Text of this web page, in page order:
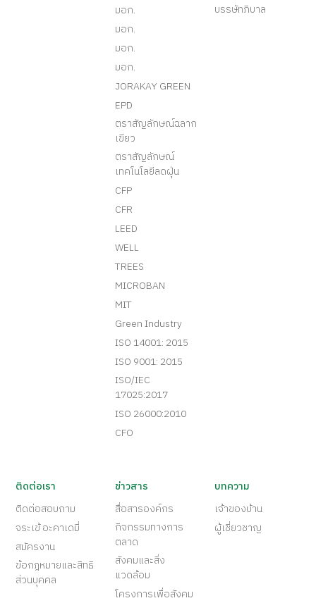
มอก.
มอก.
มอก.
มอก.
JORAKAY GREEN
EPD
ตราสัญลักษณ์ฉลาก
เขียว
ตราสัญลักษณ์
เทคโนโลยีลดฝุ่น
CFP
CFR
LEED
WELL
TREES
MICROBAN
MIT
Green Industry
ISO 14001: 2015
ISO 9001: 2015
ISO/IEC
17025:2017
ISO 26000:2010
CFO
บรรษัทภิบาล
ติดต่อเรา
ติดต่อสอบถาม
จระเข้ อะคาเดมี่
สมัครงาน
ข้อกฎหมายและสิทธิ
ส่วนบุคคล
ข่าวสาร
สื่อสารองค์กร
กิจกรรมทางการ
ตลาด
สังคมและสิ่ง
แวดล้อม
โครงการเพื่อสังคม
บทความ
เจ้าของบ้าน
ผู้เชี่ยวชาญ